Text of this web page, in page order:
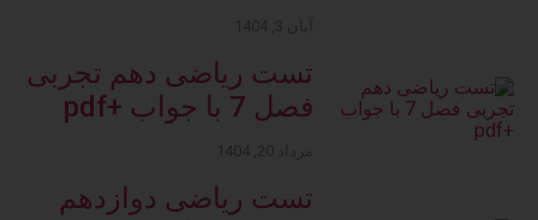
تست ریاضی دهم تجربی
فصل 7 با جواب +pdf
تست ریاضی دوازدهم